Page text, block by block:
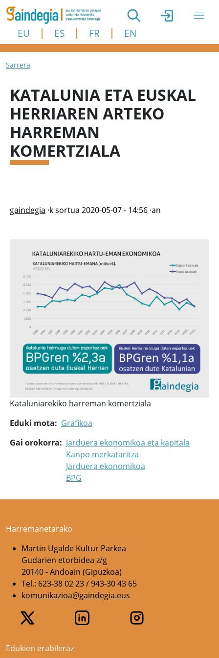
Skip to main content
EU ES FR EN
Breadcrumb
Sarrera
KATALUNIA ETA EUSKAL
HERRIAREN ARTEKO
HARREMAN
KOMERTZIALA
gaindegia ·k sortua 2020-05-07 - 14:56 ·an
Kataluniarekiko harreman komertziala
Eduki mota
Grafikoa
Gai orokorra
Jarduera ekonomikoa eta kapitala
Kanpo merkataritza
Jarduera ekonomikoa
BPG
Harremanetarako
Martin Ugalde Kultur Parkea
Gudarien etorbidea z/g
20140 - Andoain (Gipuzkoa)
Tel.: 623-38 02 23 / 943-30 43 65
komunikazioa@gaindegia.eus
Edukien erabileraz